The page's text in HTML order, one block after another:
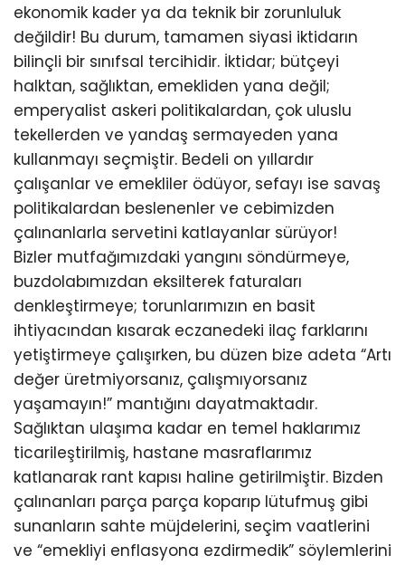
ekonomik kader ya da teknik bir zorunluluk
değildir! Bu durum, tamamen siyasi iktidarın
bilinçli bir sınıfsal tercihidir. İktidar; bütçeyi
halktan, sağlıktan, emekliden yana değil;
emperyalist askeri politikalardan, çok uluslu
tekellerden ve yandaş sermayeden yana
kullanmayı seçmiştir. Bedeli on yıllardır
çalışanlar ve emekliler ödüyor, sefayı ise savaş
politikalardan beslenenler ve cebimizden
çalınanlarla servetini katlayanlar sürüyor!
Bizler mutfağımızdaki yangını söndürmeye,
buzdolabımızdan eksilterek faturaları
denkleştirmeye; torunlarımızın en basit
ihtiyacından kısarak eczanedeki ilaç farklarını
yetiştirmeye çalışırken, bu düzen bize adeta “Artı
değer üretmiyorsanız, çalışmıyorsanız
yaşamayın!” mantığını dayatmaktadır.
Sağlıktan ulaşıma kadar en temel haklarımız
ticarileştirilmiş, hastane masraflarımız
katlanarak rant kapısı haline getirilmiştir. Bizden
çalınanları parça parça koparıp lütufmuş gibi
sunanların sahte müjdelerini, seçim vaatlerini
ve “emekliyi enflasyona ezdirmedik” söylemlerini